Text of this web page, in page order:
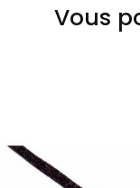
Vous